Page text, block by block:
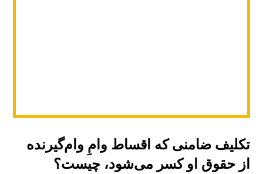
تکلیف ضامنی که اقساط وامِ وام‌گیرنده
از حقوق او کسر می‌شود، چیست؟